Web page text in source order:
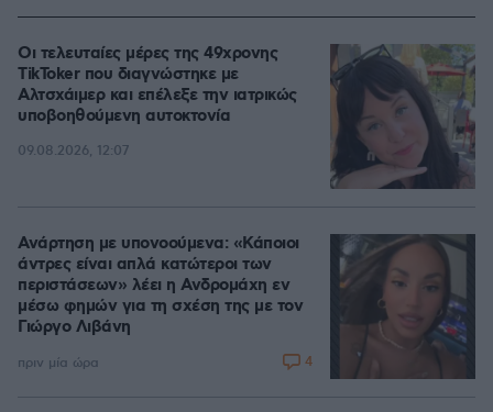
Οι τελευταίες μέρες της 49χρονης
TikToker που διαγνώστηκε με
Αλτσχάιμερ και επέλεξε την ιατρικώς
υποβοηθούμενη αυτοκτονία
09.08.2026, 12:07
Ανάρτηση με υπονοούμενα: «Κάποιοι
άντρες είναι απλά κατώτεροι των
περιστάσεων» λέει η Ανδρομάχη εν
μέσω φημών για τη σχέση της με τον
Γιώργο Λιβάνη
πριν μία ώρα 4